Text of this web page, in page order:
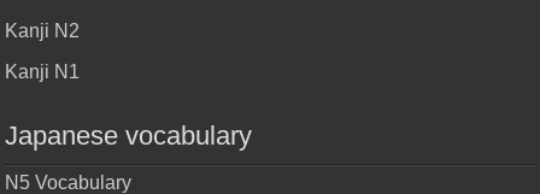
Kanji N2
Kanji N1
Japanese vocabulary
N5 Vocabulary